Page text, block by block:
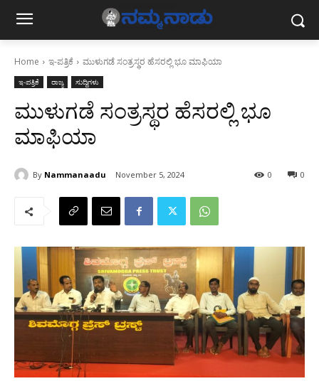
Home ಇ-ಪತ್ರಿಕೆ ಮುಳುಗಡೆ ಸಂತ್ರಸ್ಥರ ಹೆಸರಲ್ಲಿ ಭೂ ಮಾಫಿಯಾ
ಇ-ಪತ್ರಿಕೆ ರಾಜ್ಯ ಸುದ್ದಿಗಳು
ಮುಳುಗಡೆ ಸಂತ್ರಸ್ಥರ ಹೆಸರಲ್ಲಿ ಭೂ
ಮಾಫಿಯಾ
By Nammanaadu November 5, 2024 0
0